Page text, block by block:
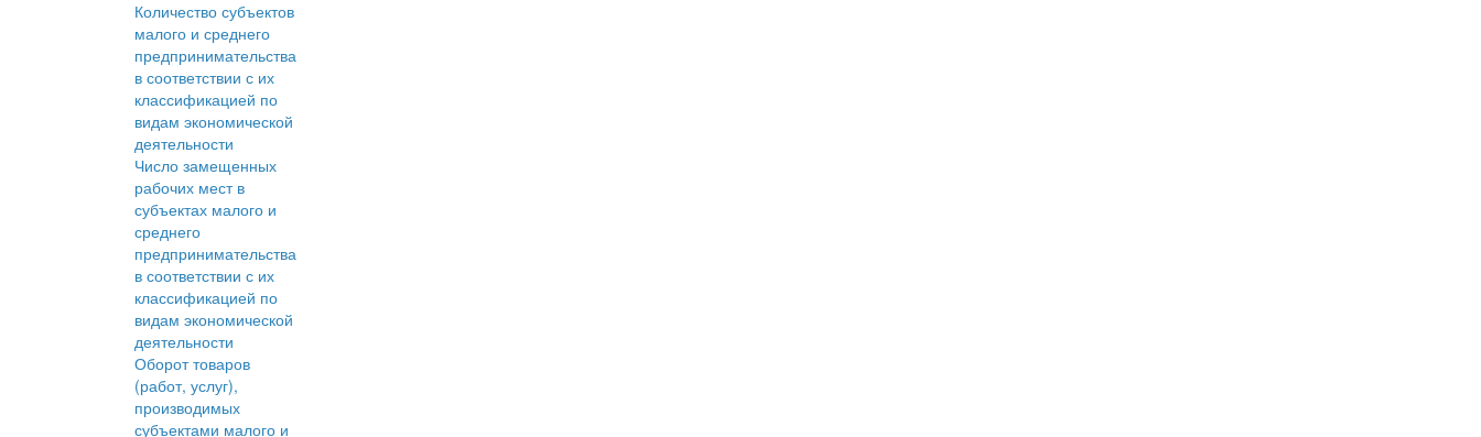
Количество субъектов
малого и среднего
предпринимательства
в соответствии с их
классификацией по
видам экономической
деятельности
Число замещенных
рабочих мест в
субъектах малого и
среднего
предпринимательства
в соответствии с их
классификацией по
видам экономической
деятельности
Оборот товаров
(работ, услуг),
производимых
субъектами малого и